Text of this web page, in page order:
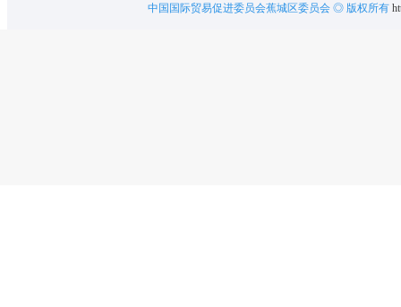
中国国际贸易促进委员会蕉城区委员会 ◎ 版权所有